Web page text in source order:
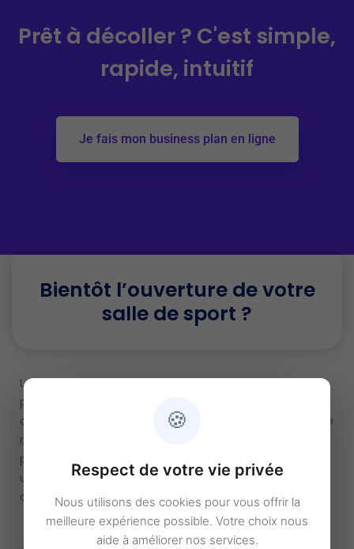
Prêt à décoller ? C'est simple,
rapide, intuitif
Je fais mon business plan en ligne
Bientôt l’ouverture de votre
salle de sport ?
Le monde du fitness vous plaît, vous avez déjà
participé à des clubs de sport, mais avez décidé
d’ouvrir votre propre salle de sport et êtes en train de
monter le dossier. En pleine rédaction d’un business
plan modèle pour votre salle de sport, vous chercher
un modèle de business plan pour vous aiguiller dans
cet exercice si important.
🍪
Respect de votre vie privée
Nous utilisons des cookies pour vous offrir la
meilleure expérience possible. Votre choix nous
aide à améliorer nos services.